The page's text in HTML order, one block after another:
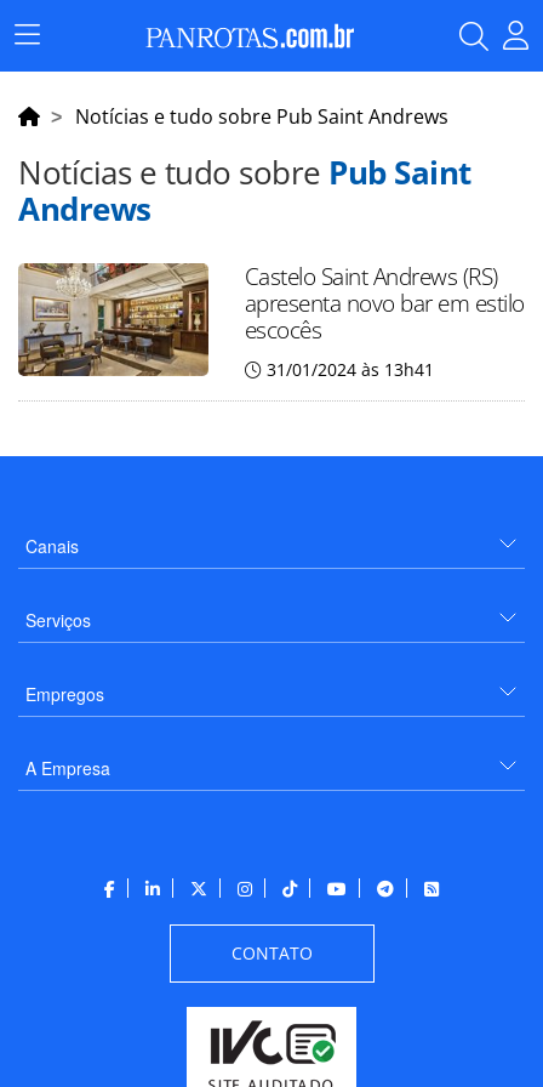
Menu
Principal
Notícias e tudo sobre Pub Saint Andrews
Notícias e tudo sobre Pub Saint
Andrews
Castelo Saint Andrews (RS)
apresenta novo bar em estilo
escocês
31/01/2024 às 13h41
Canais
Serviços
Empregos
A Empresa
CONTATO